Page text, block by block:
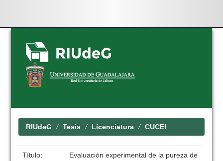
Skip
navigation
RIUdeG Tesis Licenciatura CUCEI
Título:
Evaluación experimental de la pureza de